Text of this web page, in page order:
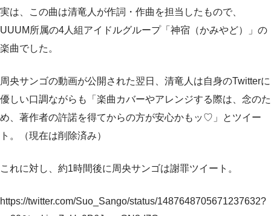
実は、この曲は清竜人が作詞・作曲を担当したもので、
UUUM所属の4人組アイドルグループ「神宿（かみやど）」の
楽曲でした。
周央サンゴの動画が公開された翌日、清竜人は自身のTwitterに
優しい口調ながらも「楽曲カバーやアレンジする際は、念のた
め、著作者の許諾を得てからの方が安心かもッ♡」とツイー
ト。（現在は削除済み）
これに対し、約1時間後に周央サンゴは謝罪ツイート。
https://twitter.com/Suo_Sango/status/1487648705671237632?